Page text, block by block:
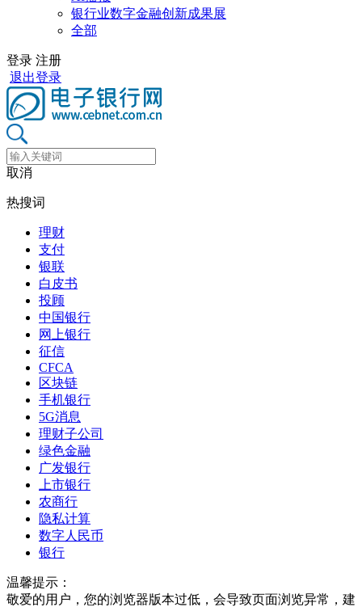
银行业数字金融创新成果展
全部
登录 注册
退出登录
取消
热搜词
理财
支付
银联
白皮书
投顾
中国银行
网上银行
征信
CFCA
区块链
手机银行
5G消息
理财子公司
绿色金融
广发银行
上市银行
农商行
隐私计算
数字人民币
银行
温馨提示：
敬爱的用户，您的浏览器版本过低，会导致页面浏览异常，建